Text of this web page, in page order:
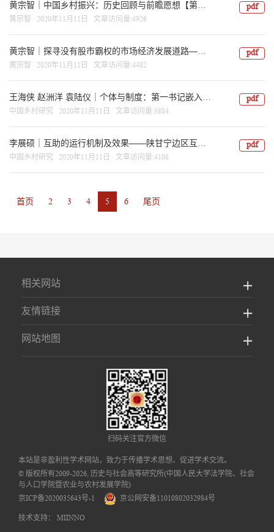
pdf
黄宗智 2020年11月11日 文章访问量:4926
黄宗智｜探寻没有股市霸权的市场经济发展道路——兼及中国农村振兴问题【第十六辑】 pdf
黄宗智 2020年11月11日 文章访问量:4482
pdf
中国乡村研究 2020年11月11日 文章访问量:3884
pdf
中国乡村研究 2020年11月11日 文章访问量:4108
首页 2 3 4 5 6 尾页
相关网站
友情链接
网站地图
扫码关注官方微信
本站是非盈利性学术网站，致力于传播学术思想、促进学术交流。
© 版权所有2009-2026, 历史与社会高等研究所(中国人民大学法学院、社会
与人口学院暨农业与农村发展学院)
京ICP备2020035643号-1
京公网安备11010802032984号
技术支持： MIINNO